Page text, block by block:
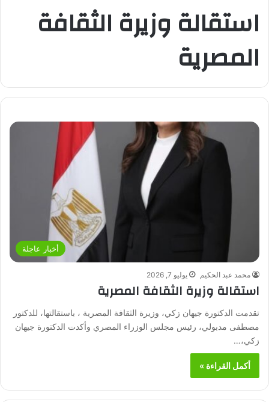
استقالة وزيرة الثقافة
المصرية
أخبار عاجلة
محمد عبد الحكيم يوليو 7, 2026
استقالة وزيرة الثقافة المصرية
تقدمت الدكتورة جيهان زكي، وزيرة الثقافة المصرية ، باستقالتها، للدكتور
مصطفى مدبولي، رئيس مجلس الوزراء المصري وأكدت الدكتورة جيهان
زكي،…
أكمل القراءة »